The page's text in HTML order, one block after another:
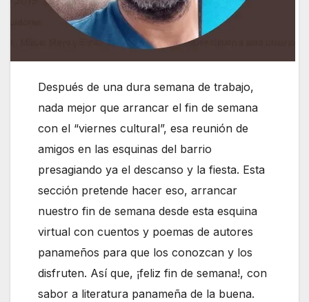
Después de una dura semana de trabajo,
nada mejor que arrancar el fin de semana
con el “viernes cultural”, esa reunión de
amigos en las esquinas del barrio
presagiando ya el descanso y la fiesta. Esta
sección pretende hacer eso, arrancar
nuestro fin de semana desde esta esquina
virtual con cuentos y poemas de autores
panameños para que los conozcan y los
disfruten. Así que, ¡feliz fin de semana!, con
sabor a literatura panameña de la buena.